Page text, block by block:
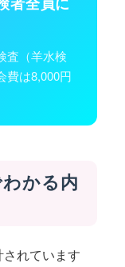
査（羊水検
費は8,000円
かる内
れています